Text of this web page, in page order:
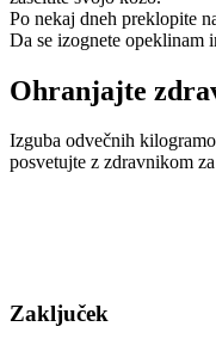
Po nekaj dneh preklopite
Da se izognete opeklinam
Ohranjajte
Izguba odvečnih
posvetujte z zdravnikom
Zaključek